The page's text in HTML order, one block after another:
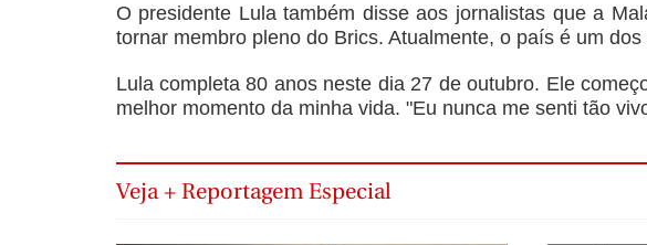
O presidente Lula também disse aos jornalistas que a
tornar membro pleno do Brics. Atualmente, o país é um
Lula completa 80 anos neste dia 27 de outubro. Ele
melhor momento da minha vida. "Eu nunca me senti tão
Veja + Reportagem Especial